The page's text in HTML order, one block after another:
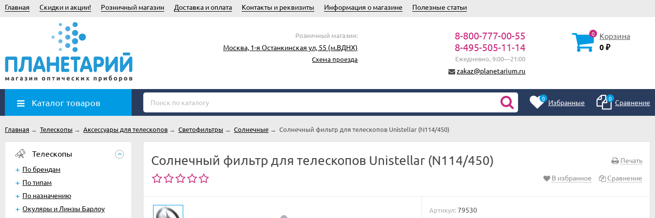
Главная Скидки и акции! Розничный магазин Доставка и оплата Контакты и реквизиты Информация о магазине Полезные статьи
Розничный магазин:
Москва, 1-я Останкинская ул, 55 (м.ВДНХ)
Схема проезда
8-800-777-00-55
8-495-505-11-14
Ежедневно, 9:00—21:00
zakaz@planetarium.ru
0 Корзина
0 ₽
Каталог товаров 0 Избранные 0 Сравнение
Главная → Телескопы → Аксессуары для телескопов → Светофильтры → Солнечные → Солнечный фильтр для телескопов Unistellar (N114/450)
Телескопы
По брендам
По типам
По назначению
Окуляры и Линзы Барлоу
Печать
Солнечный фильтр для телескопов Unistellar (N114/450)
В избранное Сравнение
Артикул: 79530